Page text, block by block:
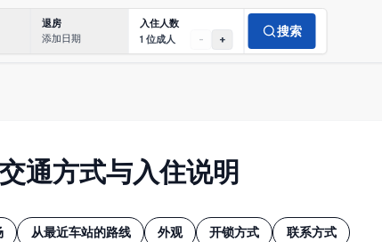
退房
添加日期
入住人数
1 位成人
- +
搜索
通方式与入住说明
从最近车站的路线 外观 开锁方式 联系方式